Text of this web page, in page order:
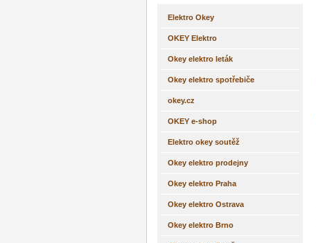
Elektro Okey
OKEY Elektro
Okey elektro leták
Okey elektro spotřebiče
okey.cz
OKEY e-shop
Elektro okey soutěž
Okey elektro prodejny
Okey elektro Praha
Okey elektro Ostrava
Okey elektro Brno